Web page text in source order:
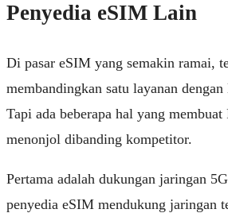
Penyedia eSIM Lain
Di pasar eSIM yang semakin ramai,
membandingkan satu layanan
Tapi ada beberapa hal yang membuat
menonjol dibanding kompetitor.
Pertama adalah dukungan jaringan
penyedia eSIM mendukung jaringan